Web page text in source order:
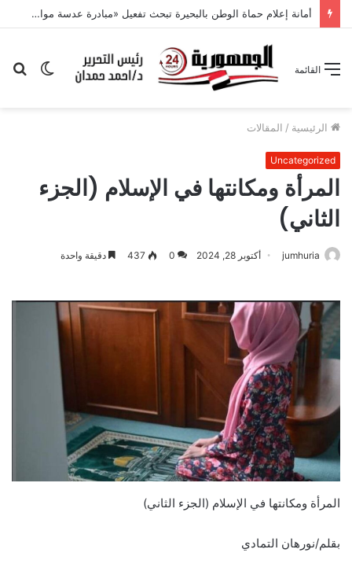
أمانة إعلام حماة الوطن بالبحيرة تبحث تفعيل «مبادرة عدسة مواطن» وتكثيف التواصل مع القرى
الوضع
القائمة
الرئيسية / المقالات
Uncategorized
المرأة ومكانتها في الإسلام (الجزء
الثاني)
jumhuria أكتوبر 28, 2024 0
437 دقيقة واحدة
المرأة ومكانتها في الإسلام (الجزء الثاني)
بقلم/نورهان التمادي